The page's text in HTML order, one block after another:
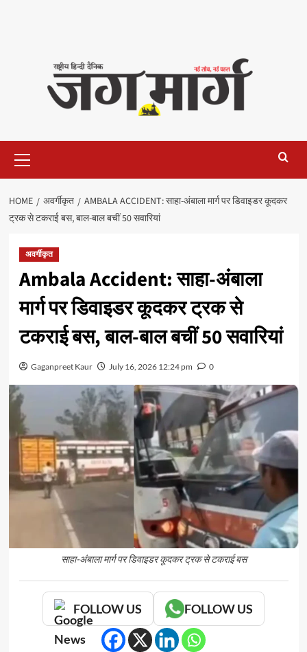
Menu
HOME अवर्गीकृत
AMBALA ACCIDENT: साहा-अंबाला मार्ग पर डिवाइडर कूदकर
ट्रक से टकराई बस, बाल-बाल बचीं 50 सवारियां
अवर्गीकृत
Ambala Accident: साहा-अंबाला
मार्ग पर डिवाइडर कूदकर ट्रक से
टकराई बस, बाल-बाल बचीं 50 सवारियां
Gaganpreet Kaur July 16, 2026 12:24 pm 0
साहा-अंबाला मार्ग पर डिवाइडर कूदकर ट्रक से टकराई बस
FOLLOW US FOLLOW US